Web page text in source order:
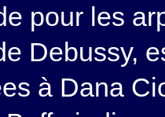
pour les
Debussy,
à Dana